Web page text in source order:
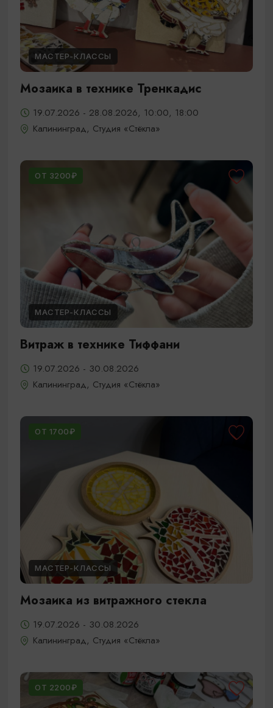
МАСТЕР-КЛАССЫ
Мозаика в технике Тренкадис
19.07.2026 - 28.08.2026, 10:00, 18:00
Калининград, Студия «Стёкла»
ОТ 3200₽
МАСТЕР-КЛАССЫ
Витраж в технике Тиффани
19.07.2026 - 30.08.2026
Калининград, Студия «Стёкла»
ОТ 1700₽
МАСТЕР-КЛАССЫ
Мозаика из витражного стекла
19.07.2026 - 30.08.2026
Калининград, Студия «Стёкла»
ОТ 2200₽